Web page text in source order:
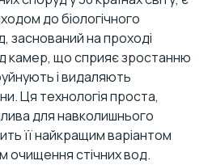
до біологічного
заснований на проході
камер, що сприяє зростанню
і видаляють
Ця технологія проста,
для навколишнього
її найкращим варіантом
очищення стічних вод.